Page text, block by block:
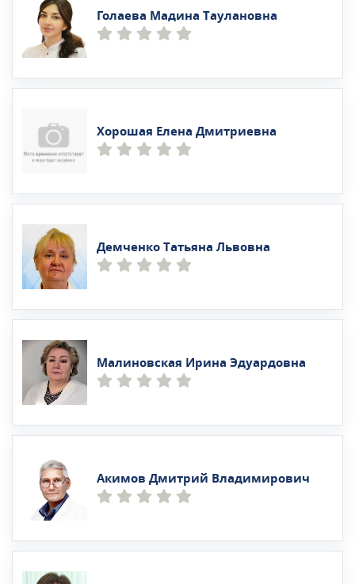
Голаева Мадина Таулановна
Хорошая Елена Дмитриевна
Демченко Татьяна Львовна
Малиновская Ирина Эдуардовна
Акимов Дмитрий Владимирович